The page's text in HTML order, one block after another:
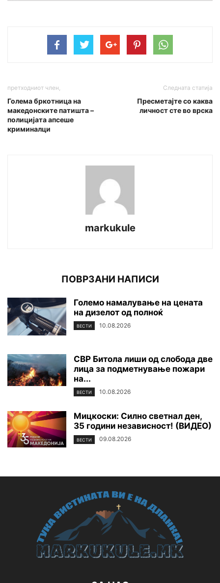
претходниот член,
Голема бркотница на
македонските патишта –
полицијата апсеше
криминалци
Следната статија
Пресметајте со каква
личност сте во врска
markukule
ПОВРЗАНИ НАПИСИ
Големо намалување на цената
на дизелот од полноќ
ВЕСТИ 10.08.2026
СВР Битола лиши од слобода две
лица за подметнување пожари
на...
ВЕСТИ 10.08.2026
Мицкоски: Силно светнал ден,
35 години независност! (ВИДЕО)
ВЕСТИ 09.08.2026